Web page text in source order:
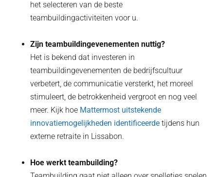
het selecteren van de beste
teambuildingactiviteiten voor u.
Zijn teambuildingevenementen nuttig?
Het is bekend dat investeren in
teambuildingevenementen de bedrijfscultuur
verbetert, de communicatie versterkt, het moreel
stimuleert, de betrokkenheid vergroot en nog veel
meer. Kijk hoe Mattermost uitstekende
innovatiemogelijkheden identificeerde tijdens hun
externe retraite in Lissabon.
Hoe werkt teambuilding?